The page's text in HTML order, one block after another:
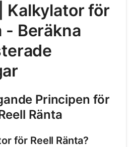
Kalkylator för
- Beräkna
Principen för
Ränta
för Reell Ränta?